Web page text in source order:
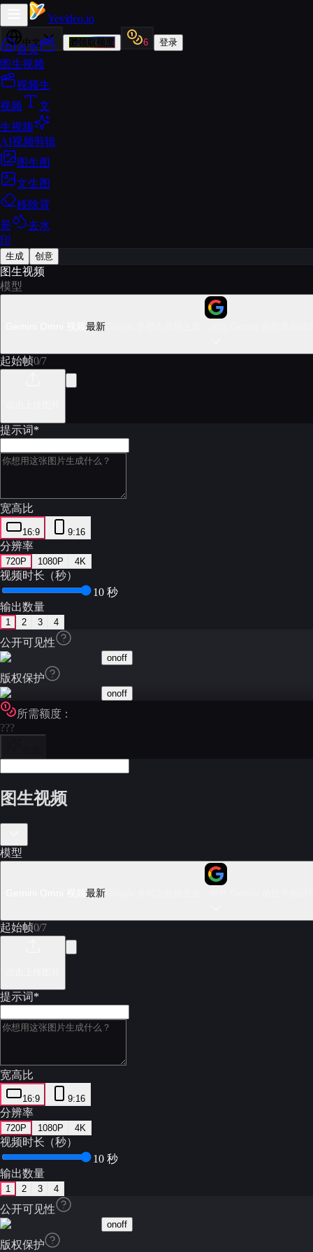
Yevideo.io
中文 🎁领取额度 6 登录
首页
图生视频
视频生
视频
文
生视频
AI视频剪辑
图生图
文生图
移除背
景
去水
印
生成 创意
图生视频
模型
最新
起始帧0/7
提示词*
宽高比
16:9 9:16
分辨率
720P 1080P 4K
视频时长（秒）
10 秒
输出数量
1 2 3 4
公开可见性
onoff
版权保护
onoff
所需额度：
???
图生视频
模型
最新
起始帧0/7
提示词*
宽高比
16:9 9:16
分辨率
720P 1080P 4K
视频时长（秒）
10 秒
输出数量
1 2 3 4
公开可见性
onoff
版权保护